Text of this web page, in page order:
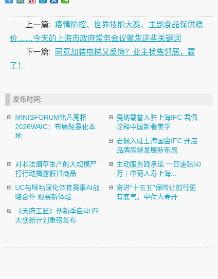
上一篇: 疫情防控、世界技能大赛、主副食品保供稳
价……今天的上海市政府常务会议聚焦这些关键词
下一篇:
同意加装电梯又反悔？业主状告邻居，赢
了！
发布时间:
MINISFORUM铭凡亮相
2026WAIC：布局轻量化本
地...
戛纳载誉入驻上海IFC 君佩
诠释中国新奢美学
君佩入驻上海国金IFC 开启
品牌高端发展新布局
对非法烟草生产的大规模严
打行动揭露假冒商品
主动服务践承诺 一日速赔50
万｜中荷人寿上海...
UC与咪咕深化体育赛事AI战
略合作 观赛新体验...
奋进“十五五”保险让前行更
有底气，中荷人寿开...
《天府工匠》创新季启动 四
大创新计划重磅发布